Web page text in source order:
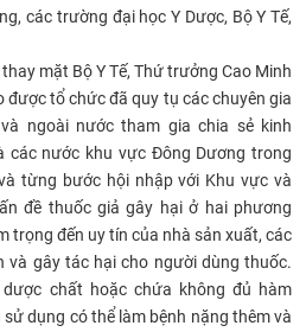
các trường đại học Y Dược, Bộ Y Tế,
mặt Bộ Y Tế, Thứ trưởng Cao Minh
được tổ chức đã quy tụ các chuyên gia
ngoài nước tham gia chia sẻ kinh
các nước khu vực Đông Dương trong
từng bước hội nhập với Khu vực và
đề thuốc giả gây hại ở hai phương
trọng đến uy tín của nhà sản xuất, các
và gây tác hại cho người dùng thuốc.
chất hoặc chứa không đủ hàm
dụng có thể làm bệnh nặng thêm và